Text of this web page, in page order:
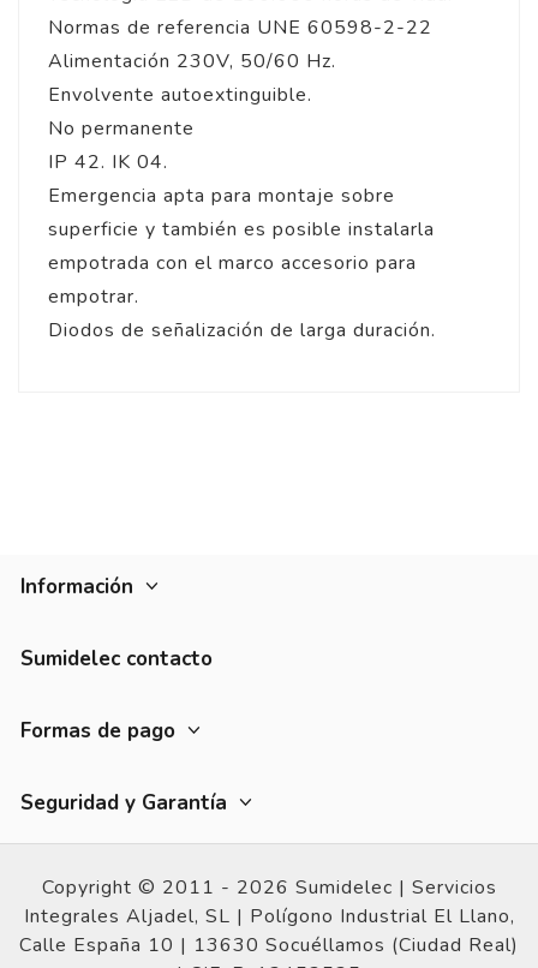
Normas de referencia UNE 60598-2-22
Alimentación 230V, 50/60 Hz.
Envolvente autoextinguible.
No permanente
IP 42. IK 04.
Emergencia apta para montaje sobre
superficie y también es posible instalarla
empotrada con el marco accesorio para
empotrar.
Diodos de señalización de larga duración.
Información
Sumidelec contacto
Formas de pago
Seguridad y Garantía
Copyright © 2011 - 2026 Sumidelec | Servicios
Integrales Aljadel, SL | Polígono Industrial El Llano,
Calle España 10 | 13630 Socuéllamos (Ciudad Real)